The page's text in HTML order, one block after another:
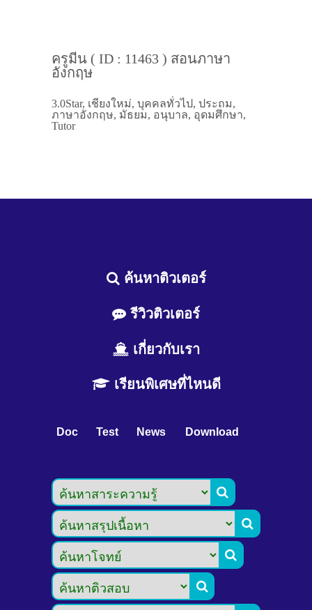
ครูมีน ( ID : 11463 ) สอนภาษา
อังกฤษ
3.0Star, เชียงใหม่, บุคคลทั่วไป, ประถม,
ภาษาอังกฤษ, มัธยม, อนุบาล, อุดมศึกษา,
Tutor
ค้นหาติวเตอร์
รีวิวติวเตอร์
เกี่ยวกับเรา
เรียนพิเศษที่ไหนดี
Doc Test News Download



